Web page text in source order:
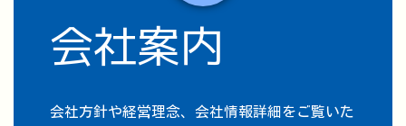
会社案内
会社方針や経営理念、会社情報詳細をご覧いた